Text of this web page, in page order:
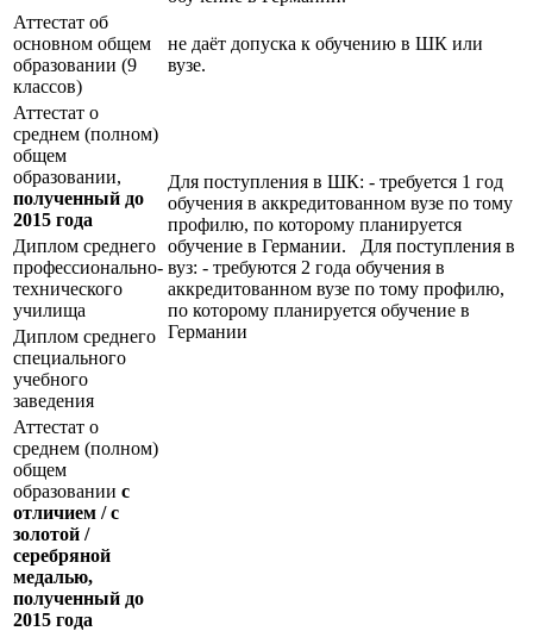
Аттестат об
основном общем
образовании (9
классов)
не даёт допуска к обучению в ШК или
вузе.
Аттестат о
среднем (полном)
общем
образовании,
полученный до
2015 года
Для поступления в ШК: - требуется 1 год
обучения в аккредитованном вузе по тому
профилю, по которому планируется
обучение в Германии. Для поступления в
вуз: - требуются 2 года обучения в
аккредитованном вузе по тому профилю,
по которому планируется обучение в
Германии
Диплом среднего
профессионально-
технического
училища
Диплом среднего
специального
учебного
заведения
Аттестат о
среднем (полном)
общем
образовании с
отличием / с
золотой /
серебряной
медалью,
полученный до
2015 года